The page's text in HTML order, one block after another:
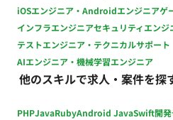
iOSエンジニア・Androidエンジニアゲ
インフラエンジニアセキュリティエンジ
テストエンジニア・テクニカルサポート
AIエンジニア・機械学習エンジニア
他のスキルで求人・案件を探
PHPJavaRubyAndroid JavaSwift開